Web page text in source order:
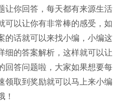
让你回答，每天都有来源生活
可以让你有非常棒的感受，如
的话就可以来找小编，小编这
细的答案解析，这样就可以让
回答问题啦，大家如果想要每
领取到奖励就可以马上来小编
！